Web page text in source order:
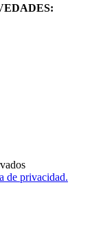
de privacidad.